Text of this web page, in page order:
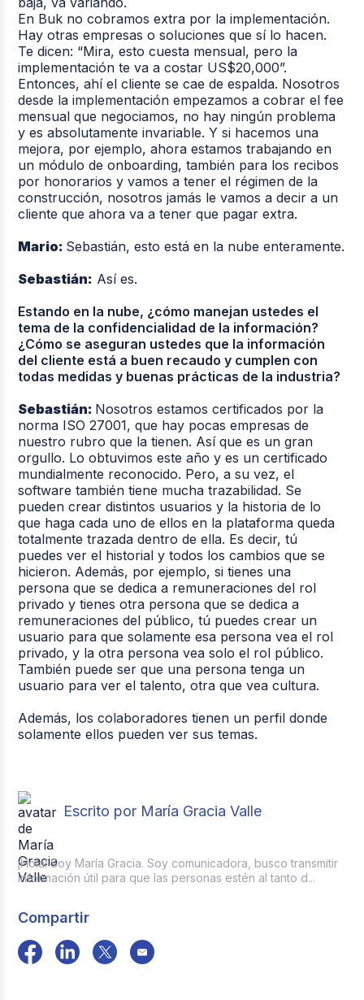
En Buk no cobramos extra por la implementación.
Hay otras empresas o soluciones que sí lo hacen.
Te dicen: “Mira, esto cuesta mensual, pero la
implementación te va a costar US$20,000”.
Entonces, ahí el cliente se cae de espalda. Nosotros
desde la implementación empezamos a cobrar el fee
mensual que negociamos, no hay ningún problema
y es absolutamente invariable. Y si hacemos una
mejora, por ejemplo, ahora estamos trabajando en
un módulo de onboarding, también para los recibos
por honorarios y vamos a tener el régimen de la
construcción, nosotros jamás le vamos a decir a un
cliente que ahora va a tener que pagar extra.
Mario: Sebastián, esto está en la nube enteramente.
Sebastián: Así es.
Estando en la nube, ¿cómo manejan ustedes el
tema de la confidencialidad de la información?
¿Cómo se aseguran ustedes que la información
del cliente está a buen recaudo y cumplen con
todas medidas y buenas prácticas de la industria?
Sebastián: Nosotros estamos certificados por la
norma ISO 27001, que hay pocas empresas de
nuestro rubro que la tienen. Así que es un gran
orgullo. Lo obtuvimos este año y es un certificado
mundialmente reconocido. Pero, a su vez, el
software también tiene mucha trazabilidad. Se
pueden crear distintos usuarios y la historia de lo
que haga cada uno de ellos en la plataforma queda
totalmente trazada dentro de ella. Es decir, tú
puedes ver el historial y todos los cambios que se
hicieron. Además, por ejemplo, si tienes una
persona que se dedica a remuneraciones del rol
privado y tienes otra persona que se dedica a
remuneraciones del público, tú puedes crear un
usuario para que solamente esa persona vea el rol
privado, y la otra persona vea solo el rol público.
También puede ser que una persona tenga un
usuario para ver el talento, otra que vea cultura.
Además, los colaboradores tienen un perfil donde
solamente ellos pueden ver sus temas.
Escrito por María Gracia Valle
¡Hola! Soy María Gracia. Soy comunicadora, busco transmitir
información útil para que las personas estén al tanto d...
Compartir